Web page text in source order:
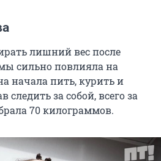
лишний вес после
сильно повлияла на
начала пить, курить и
следить за собой, всего за
70 килограммов.